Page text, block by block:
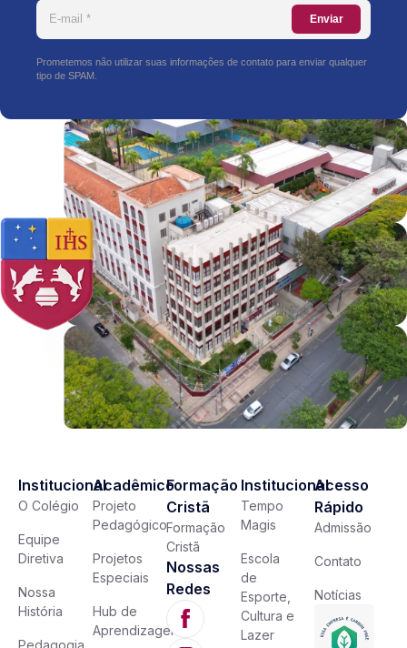
Enviar
Prometemos não utilizar suas informações de contato para enviar qualquer
tipo de SPAM.
Institucional
O Colégio
Equipe
Diretiva
Nossa
História
Pedagogia
Acadêmico
Projeto
Pedagógico
Projetos
Especiais
Hub de
Aprendizagem
Formação
Cristã
Formação
Cristã
Nossas
Redes
Institucional
Tempo
Magis
Escola
de
Esporte,
Cultura e
Lazer
Acesso
Rápido
Admissão
Contato
Notícias